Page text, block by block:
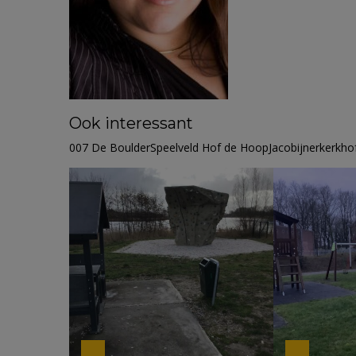
Ook interessant
007 De BoulderSpeelveld Hof de